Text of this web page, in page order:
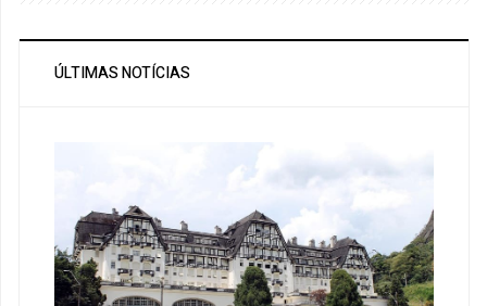
ÚLTIMAS NOTÍCIAS